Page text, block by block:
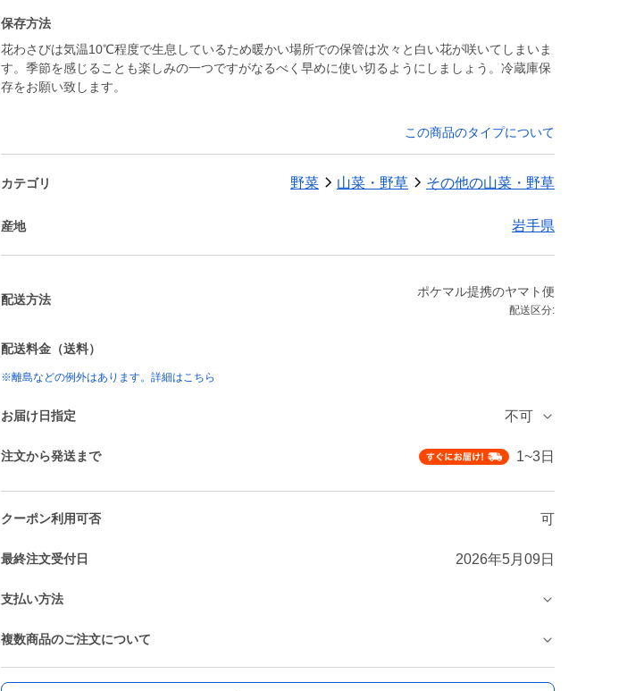
保存方法
花わさびは気温10℃程度で生息しているため暖かい場所での保管は次々と白い花が咲いてしまいま
す。季節を感じることも楽しみの一つですがなるべく早めに使い切るようにしましょう。冷蔵庫保
存をお願い致します。
この商品のタイプについて
カテゴリ 野菜 山菜・野草 その他の山菜・野草
産地 岩手県
配送方法
ポケマル提携のヤマト便
配送区分:
配送料金（送料）
※離島などの例外はあります。詳細はこちら
お届け日指定 不可
注文から発送まで 1~3日
クーポン利用可否 可
最終注文受付日 2026年5月09日
支払い方法
複数商品のご注文について